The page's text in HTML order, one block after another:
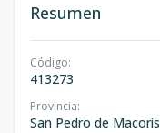
Resumen
Código:
413273
Provincia:
San Pedro de Macorís